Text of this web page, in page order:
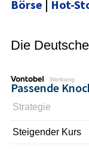
Börse | Hot-
Die
Werbung
Passende
Strategie
Steigender Kurs